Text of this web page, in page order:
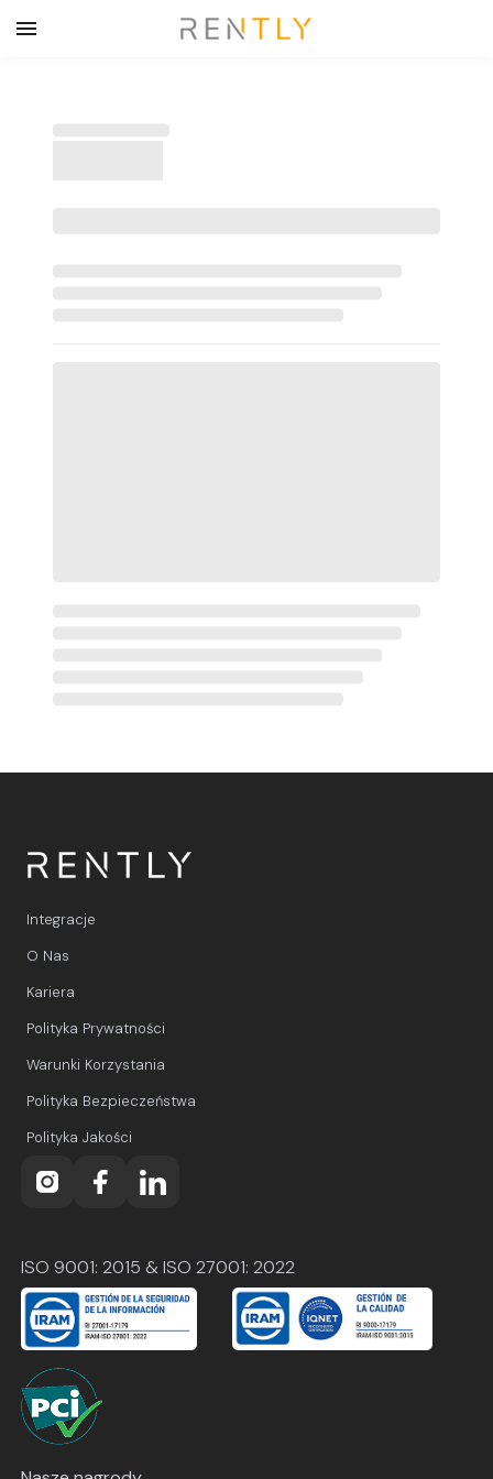
Integracje
O Nas
Kariera
Polityka Prywatności
Warunki Korzystania
Polityka Bezpieczeństwa
Polityka Jakości
ISO 9001: 2015 & ISO 27001: 2022